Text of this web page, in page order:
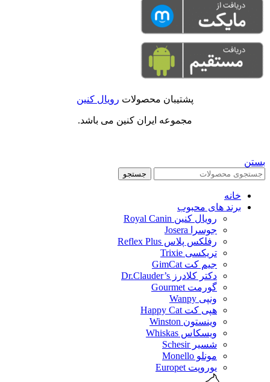
پشتیبان محصولات رویال کنین
مجموعه ایران کنین می باشد.
بستن
جستجو
خانه
برند های محبوب
رویال کنین Royal Canin
جوسرا Josera
رفلکس پلاس Reflex Plus
تریکسی Trixie
جیم کت GimCat
دکتر کلادرز Dr.Clauder’s
گورمت Gourmet
ونپی Wanpy
هپی کت Happy Cat
وینستون Winston
ویسکاس Whiskas
شسیر Schesir
مونلو Monello
یوروپت Europet